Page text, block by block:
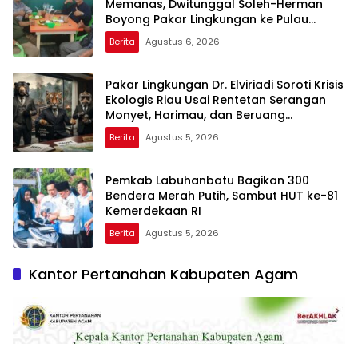
Memanas, Dwitunggal Soleh-Herman
Boyong Pakar Lingkungan ke Pulau
Rupat
Berita Agustus 6, 2026
Pakar Lingkungan Dr. Elviriadi Soroti Krisis
Ekologis Riau Usai Rentetan Serangan
Monyet, Harimau, dan Beruang
Terhadap Warga
Berita Agustus 5, 2026
Pemkab Labuhanbatu Bagikan 300
Bendera Merah Putih, Sambut HUT ke-81
Kemerdekaan RI
Berita Agustus 5, 2026
Kantor Pertanahan Kabupaten Agam